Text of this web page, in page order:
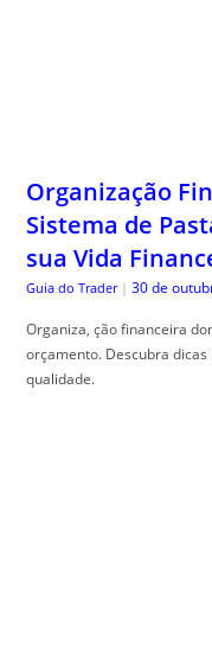
Organização
Sistema de
sua Vida
Guia do Trader | 30 de
Organiza, ção financeira
orçamento. Descubra
qualidade.